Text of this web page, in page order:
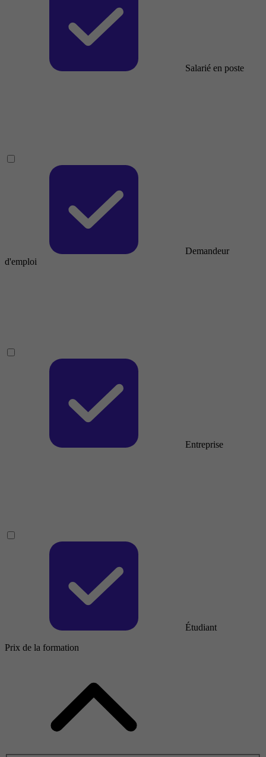
Salarié en poste
Demandeur
d'emploi
Entreprise
Étudiant
Prix de la formation